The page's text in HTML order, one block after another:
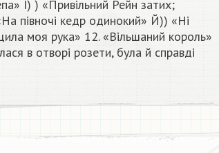
І) ) «Привільний Рейн затих;
півночі кедр одинокий» Й)) «Ні
моя рука» 12. «Вільшаний король»
в отворі розети, була й справді